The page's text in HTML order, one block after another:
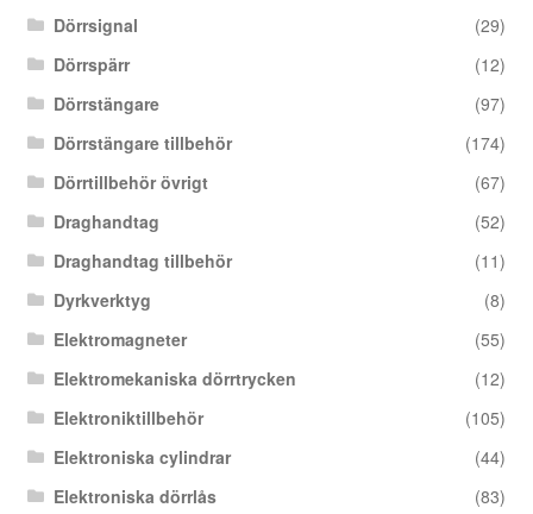
Dörrsignal
(29)
Dörrspärr
(12)
Dörrstängare
(97)
Dörrstängare tillbehör
(174)
Dörrtillbehör övrigt
(67)
Draghandtag
(52)
Draghandtag tillbehör
(11)
Dyrkverktyg
(8)
Elektromagneter
(55)
Elektromekaniska dörrtrycken
(12)
Elektroniktillbehör
(105)
Elektroniska cylindrar
(44)
Elektroniska dörrlås
(83)